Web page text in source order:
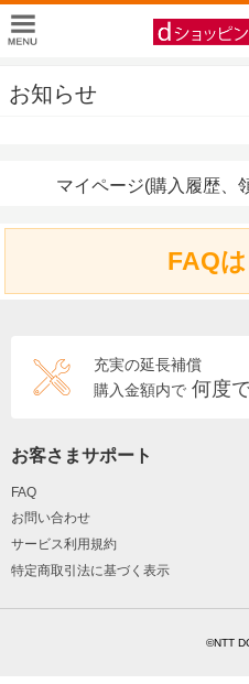
お知らせ
マイページ(購入履歴、
FAQ
充実の延長補償
購入金額内で 何度
お客さまサポート
FAQ
お問い合わせ
サービス利用規約
特定商取引法に基づく表示
©NTT